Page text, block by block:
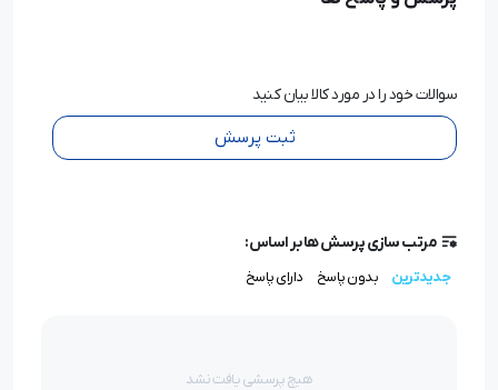
سوالات خود را در مورد کالا بیان کنید
ثبت پرسش
مرتب سازی پرسش ها بر اساس:
جدیدترین بدون پاسخ دارای پاسخ
هیچ پرسشی یافت نشد